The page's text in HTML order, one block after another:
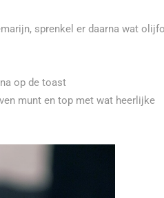
sprenkel er daarna wat
op de toast
munt en top met wat heerlijke